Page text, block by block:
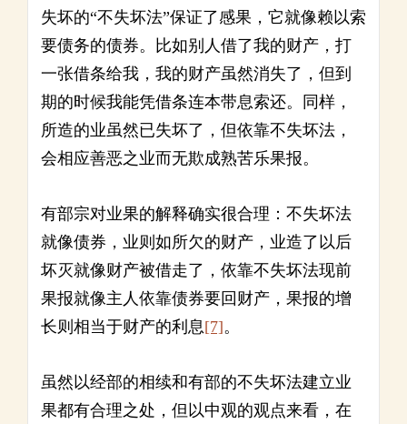
失坏的“不失坏法”保证了感果，它就像赖以索
要债务的债券。比如别人借了我的财产，打
一张借条给我，我的财产虽然消失了，但到
期的时候我能凭借条连本带息索还。同样，
所造的业虽然已失坏了，但依靠不失坏法，
会相应善恶之业而无欺成熟苦乐果报。
有部宗对业果的解释确实很合理：不失坏法
就像债券，业则如所欠的财产，业造了以后
坏灭就像财产被借走了，依靠不失坏法现前
果报就像主人依靠债券要回财产，果报的增
长则相当于财产的利息[7]。
虽然以经部的相续和有部的不失坏法建立业
果都有合理之处，但以中观的观点来看，在